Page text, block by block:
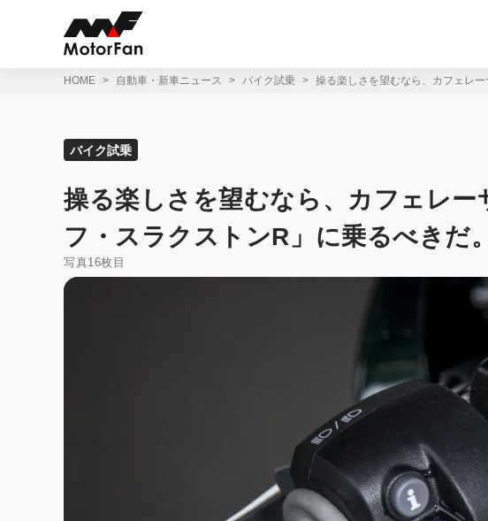
HOME 自動車・新車ニュース バイク試乗 操る楽しさを望むなら、カフェレ
バイク試乗
操る楽しさを望むなら、カフェレー
フ・スラクストンR」に乗るべきだ。
写真16枚目